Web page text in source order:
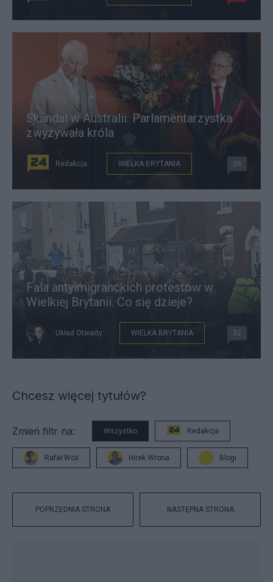
Skandal w Australii. Parlamentarzystka
zwyzywała króla
Redakcja WIELKA BRYTANIA 39
Fala antyimigranckich protestów w
Wielkiej Brytanii. Co się dzieje?
Układ Otwarty WIELKA BRYTANIA 32
Chcesz więcej tytułów?
Zmień filtr na: Wszystko Redakcja
Rafał Woś Hirek Wrona Blogi
POPRZEDNIA STRONA NASTĘPNA STRONA